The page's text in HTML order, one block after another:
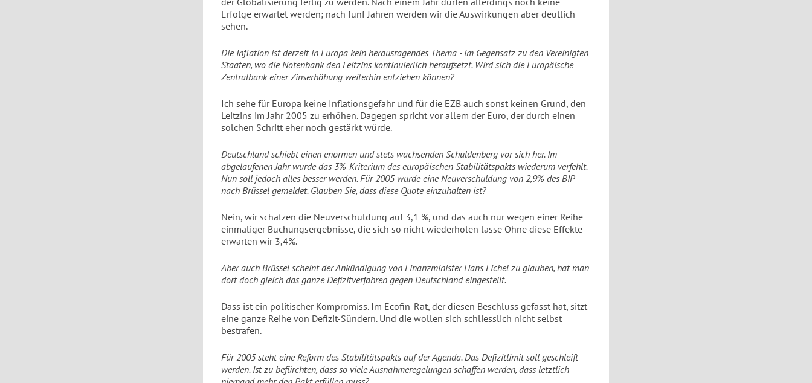
Erfolge erwartet werden; nach fünf Jahren werden wir die Auswirkungen aber deutlich
sehen.
Die Inflation ist derzeit in Europa kein herausragendes Thema - im Gegensatz zu den Vereinigten
Staaten, wo die Notenbank den Leitzins kontinuierlich heraufsetzt. Wird sich die Europäische
Zentralbank einer Zinserhöhung weiterhin entziehen können?
Ich sehe für Europa keine Inflationsgefahr und für die EZB auch sonst keinen Grund, den
Leitzins im Jahr 2005 zu erhöhen. Dagegen spricht vor allem der Euro, der durch einen
solchen Schritt eher noch gestärkt würde.
Deutschland schiebt einen enormen und stets wachsenden Schuldenberg vor sich her. Im
abgelaufenen Jahr wurde das 3%-Kriterium des europäischen Stabilitätspakts wiederum verfehlt.
Nun soll jedoch alles besser werden. Für 2005 wurde eine Neuverschuldung von 2,9% des BIP
nach Brüssel gemeldet. Glauben Sie, dass diese Quote einzuhalten ist?
Nein, wir schätzen die Neuverschuldung auf 3,1 %, und das auch nur wegen einer Reihe
einmaliger Buchungsergebnisse, die sich so nicht wiederholen lasse Ohne diese Effekte
erwarten wir 3,4%.
Aber auch Brüssel scheint der Ankündigung von Finanzminister Hans Eichel zu glauben, hat man
dort doch gleich das ganze Defizitverfahren gegen Deutschland eingestellt.
Dass ist ein politischer Kompromiss. Im Ecofin-Rat, der diesen Beschluss gefasst hat, sitzt
eine ganze Reihe von Defizit-Sündern. Und die wollen sich schliesslich nicht selbst
bestrafen.
Für 2005 steht eine Reform des Stabilitätspakts auf der Agenda. Das Defizitlimit soll geschleift
werden. Ist zu befürchten, dass so viele Ausnahmeregelungen schaffen werden, dass letztlich